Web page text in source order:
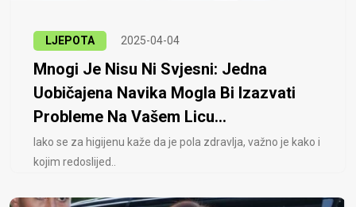
LJEPOTA 2025-04-04
Mnogi Je Nisu Ni Svjesni: Jedna
Uobičajena Navika Mogla Bi Izazvati
Probleme Na Vašem Licu...
Iako se za higijenu kaže da je pola zdravlja, važno je kako i
kojim redoslijed..